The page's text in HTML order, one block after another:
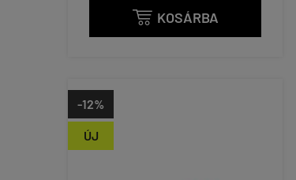
 KOSÁRBA
ÚJ
-12%